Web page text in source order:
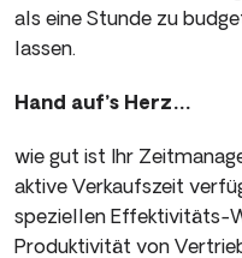
als eine Stunde zu
lassen.
Hand auf’s Herz…
wie gut ist Ihr
aktive Verkaufszeit
speziellen Effektivitäts-
Produktivität von